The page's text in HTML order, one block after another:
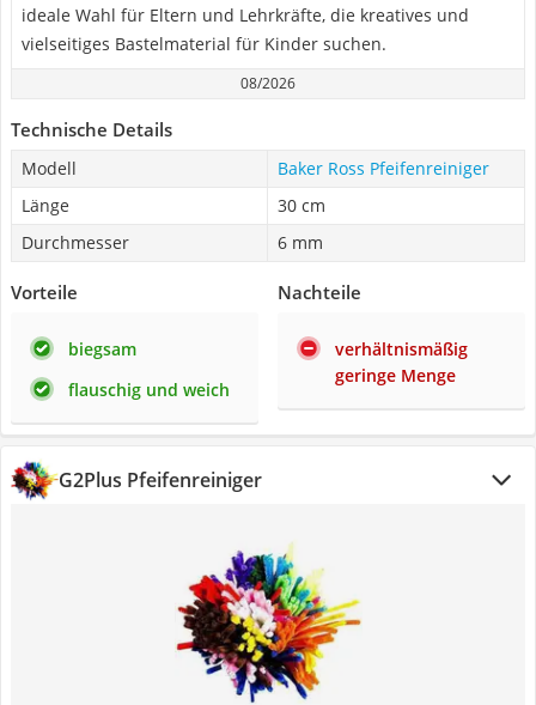
ideale Wahl für Eltern und Lehrkräfte, die kreatives und
vielseitiges Bastelmaterial für Kinder suchen.
08/2026
Technische Details
Modell
Baker Ross Pfeifenreiniger
Länge
30 cm
Durchmesser
6 mm
Vorteile
biegsam
flauschig und weich
Nachteile
verhältnismäßig
geringe Menge
G2Plus Pfeifenreiniger